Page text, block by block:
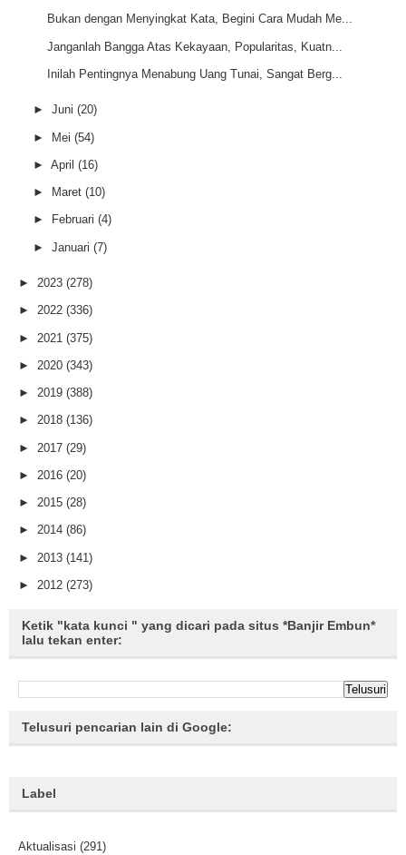
Bukan dengan Menyingkat Kata, Begini Cara Mudah Me...
Janganlah Bangga Atas Kekayaan, Popularitas, Kuatn...
Inilah Pentingnya Menabung Uang Tunai, Sangat Berg...
► Juni (20)
► Mei (54)
► April (16)
► Maret (10)
► Februari (4)
► Januari (7)
► 2023 (278)
► 2022 (336)
► 2021 (375)
► 2020 (343)
► 2019 (388)
► 2018 (136)
► 2017 (29)
► 2016 (20)
► 2015 (28)
► 2014 (86)
► 2013 (141)
► 2012 (273)
Ketik "kata kunci " yang dicari pada situs *Banjir Embun*
lalu tekan enter:
Telusuri pencarian lain di Google:
Label
Aktualisasi (291)